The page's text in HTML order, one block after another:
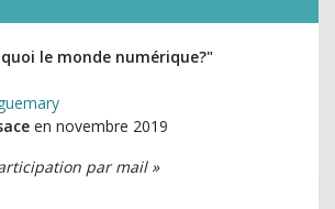
le monde numérique?"
en novembre 2019
par mail »